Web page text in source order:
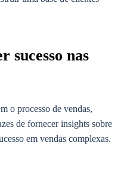
sucesso nas
o processo de vendas,
de fornecer insights sobre
em vendas complexas.